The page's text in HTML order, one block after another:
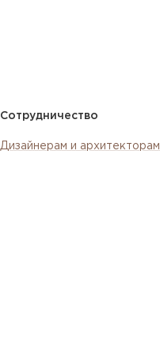
Сотрудничество
Дизайнерам и архитекторам